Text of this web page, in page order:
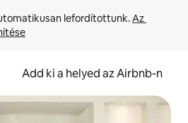
lefordítottunk. Az
Add ki a helyed az Airbnb-n